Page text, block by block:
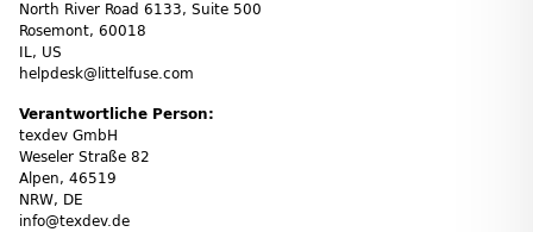
North River Road 6133, Suite 500
Rosemont, 60018
IL, US
helpdesk@littelfuse.com
Verantwortliche Person:
texdev GmbH
Weseler Straße 82
Alpen, 46519
NRW, DE
info@texdev.de